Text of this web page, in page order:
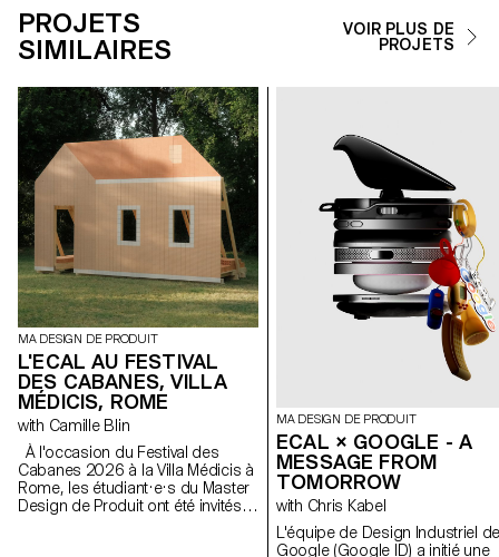
PROJETS
SIMILAIRES
VOIR PLUS DE
PROJETS
MA DESIGN DE PRODUIT
L'ECAL AU FESTIVAL
DES CABANES, VILLA
MÉDICIS, ROME
with Camille Blin
À l'occasion du Festival des
Cabanes 2026 à la Villa Médicis à
Rome, les étudiant·e·s du Master
Design de Produit ont été invités à
MA DESIGN DE PRODUIT
ECAL × GOOGLE - A
MESSAGE FROM
TOMORROW
with Chris Kabel
L'équipe de Design Industriel
Google (Google ID) a initié une